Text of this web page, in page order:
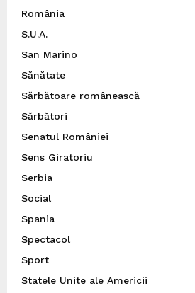
România
S.U.A.
San Marino
Sănătate
Sărbătoare românească
Sărbători
Senatul României
Sens Giratoriu
Serbia
Social
Spania
Spectacol
Sport
Statele Unite ale Americii